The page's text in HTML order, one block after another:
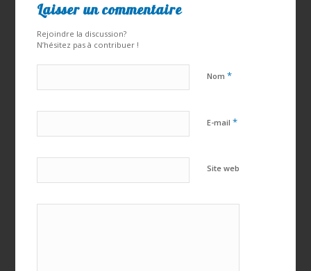
Laisser un commentaire
Rejoindre la discussion?
N’hésitez pas à contribuer !
Nom *
E-mail *
Site web